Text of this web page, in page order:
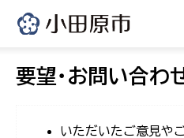
要望・お問い合わ
いただいたご意見や